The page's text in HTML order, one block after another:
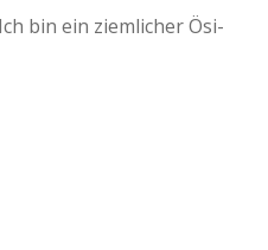
bin ein ziemlicher Ösi-